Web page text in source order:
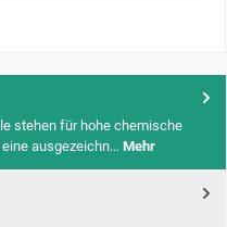
stehen für hohe chemische
ausgezeichn… Mehr